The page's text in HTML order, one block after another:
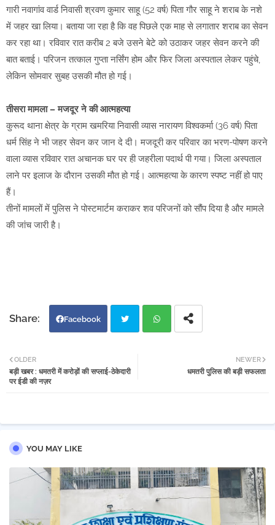
गारी नवागांव वार्ड निवासी श्रवण कुमार साहू (52 वर्ष) पिता गौर साहू ने शराब के नशे
में जहर खा लिया। बताया जा रहा है कि वह पिछले एक माह से लगातार शराब का सेवन
कर रहा था। रविवार रात करीब 2 बजे उसने बेटे को उठाकर जहर सेवन करने की
बात बताई। परिजन तत्काल गुप्ता नर्सिंग होम और फिर जिला अस्पताल लेकर पहुंचे,
लेकिन सोमवार सुबह उसकी मौत हो गई।
तीसरा मामला – मजदूर ने की आत्महत्या
कुरूद थाना क्षेत्र के ग्राम खमरिया निवासी व्यास नारायण विश्वकर्मा (36 वर्ष) पिता
धर्म सिंह ने भी जहर सेवन कर जान दे दी। मजदूरी कर परिवार का भरण-पोषण करने
वाला व्यास रविवार रात अचानक घर पर ही जहरीला पदार्थ पी गया। जिला अस्पताल
लाने पर इलाज के दौरान उसकी मौत हो गई। आत्महत्या के कारण स्पष्ट नहीं हो पाए
हैं।
तीनों मामलों में पुलिस ने पोस्टमार्टम कराकर शव परिजनों को सौंप दिया है और मामले
की जांच जारी है।
Facebook
tter
NEWER
धमतरी पुलिस की बड़ी सफलता
OLDER
बड़ी खबर : धमतरी में करोड़ों की सप्लाई-ठेकेदारी
पर ईडी की नज़र
YOU MAY LIKE